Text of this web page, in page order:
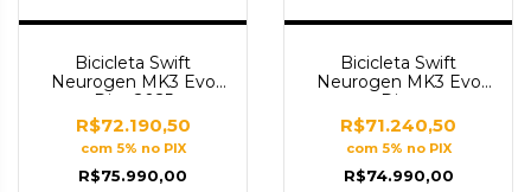
Bicicleta Swift
Neurogen MK3 Evo
Disc 2025
R$72.190,50
com 5% no PIX
R$75.990,00
Bicicleta Swift
Neurogen MK3 Evo
Disc
R$71.240,50
com 5% no PIX
R$74.990,00